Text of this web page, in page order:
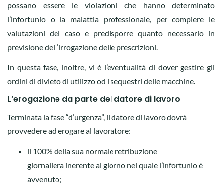
possano essere le violazioni che hanno determinato
l’infortunio o la malattia professionale, per compiere le
valutazioni del caso e predisporre quanto necessario in
previsione dell’irrogazione delle prescrizioni.
In questa fase, inoltre, vi è l’eventualità di dover gestire gli
ordini di divieto di utilizzo od i sequestri delle macchine.
L’erogazione da parte del datore di lavoro
Terminata la fase “d’urgenza”, il datore di lavoro dovrà
provvedere ad erogare al lavoratore:
il 100% della sua normale retribuzione
giornaliera inerente al giorno nel quale l’infortunio è
avvenuto;